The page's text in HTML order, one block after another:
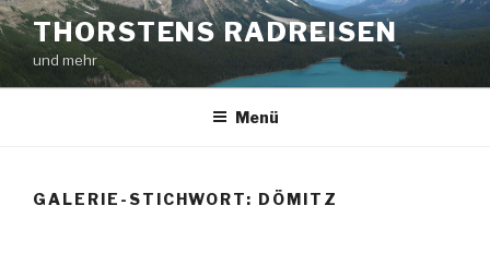
Zum
Inhalt
springen
THORSTENS RADREISEN
und mehr
Menü
GALERIE-STICHWORT: DÖMITZ